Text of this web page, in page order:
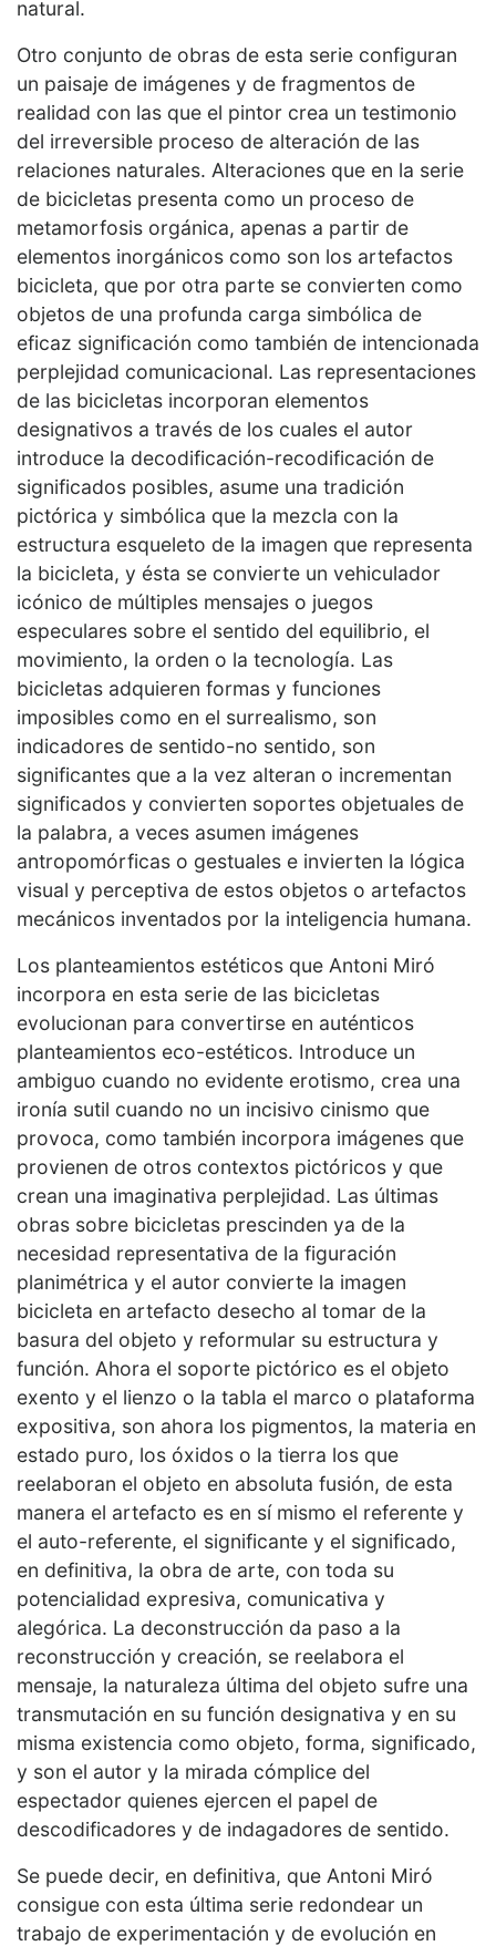
natural.
Otro conjunto de obras de esta serie configuran
un paisaje de imágenes y de fragmentos de
realidad con las que el pintor crea un testimonio
del irreversible proceso de alteración de las
relaciones naturales. Alteraciones que en la serie
de bicicletas presenta como un proceso de
metamorfosis orgánica, apenas a partir de
elementos inorgánicos como son los artefactos
bicicleta, que por otra parte se convierten como
objetos de una profunda carga simbólica de
eficaz significación como también de intencionada
perplejidad comunicacional. Las representaciones
de las bicicletas incorporan elementos
designativos a través de los cuales el autor
introduce la decodificación-recodificación de
significados posibles, asume una tradición
pictórica y simbólica que la mezcla con la
estructura esqueleto de la imagen que representa
la bicicleta, y ésta se convierte un vehiculador
icónico de múltiples mensajes o juegos
especulares sobre el sentido del equilibrio, el
movimiento, la orden o la tecnología. Las
bicicletas adquieren formas y funciones
imposibles como en el surrealismo, son
indicadores de sentido-no sentido, son
significantes que a la vez alteran o incrementan
significados y convierten soportes objetuales de
la palabra, a veces asumen imágenes
antropomórficas o gestuales e invierten la lógica
visual y perceptiva de estos objetos o artefactos
mecánicos inventados por la inteligencia humana.
Los planteamientos estéticos que Antoni Miró
incorpora en esta serie de las bicicletas
evolucionan para convertirse en auténticos
planteamientos eco-estéticos. Introduce un
ambiguo cuando no evidente erotismo, crea una
ironía sutil cuando no un incisivo cinismo que
provoca, como también incorpora imágenes que
provienen de otros contextos pictóricos y que
crean una imaginativa perplejidad. Las últimas
obras sobre bicicletas prescinden ya de la
necesidad representativa de la figuración
planimétrica y el autor convierte la imagen
bicicleta en artefacto desecho al tomar de la
basura del objeto y reformular su estructura y
función. Ahora el soporte pictórico es el objeto
exento y el lienzo o la tabla el marco o plataforma
expositiva, son ahora los pigmentos, la materia en
estado puro, los óxidos o la tierra los que
reelaboran el objeto en absoluta fusión, de esta
manera el artefacto es en sí mismo el referente y
el auto-referente, el significante y el significado,
en definitiva, la obra de arte, con toda su
potencialidad expresiva, comunicativa y
alegórica. La deconstrucción da paso a la
reconstrucción y creación, se reelabora el
mensaje, la naturaleza última del objeto sufre una
transmutación en su función designativa y en su
misma existencia como objeto, forma, significado,
y son el autor y la mirada cómplice del
espectador quienes ejercen el papel de
descodificadores y de indagadores de sentido.
Se puede decir, en definitiva, que Antoni Miró
consigue con esta última serie redondear un
trabajo de experimentación y de evolución en